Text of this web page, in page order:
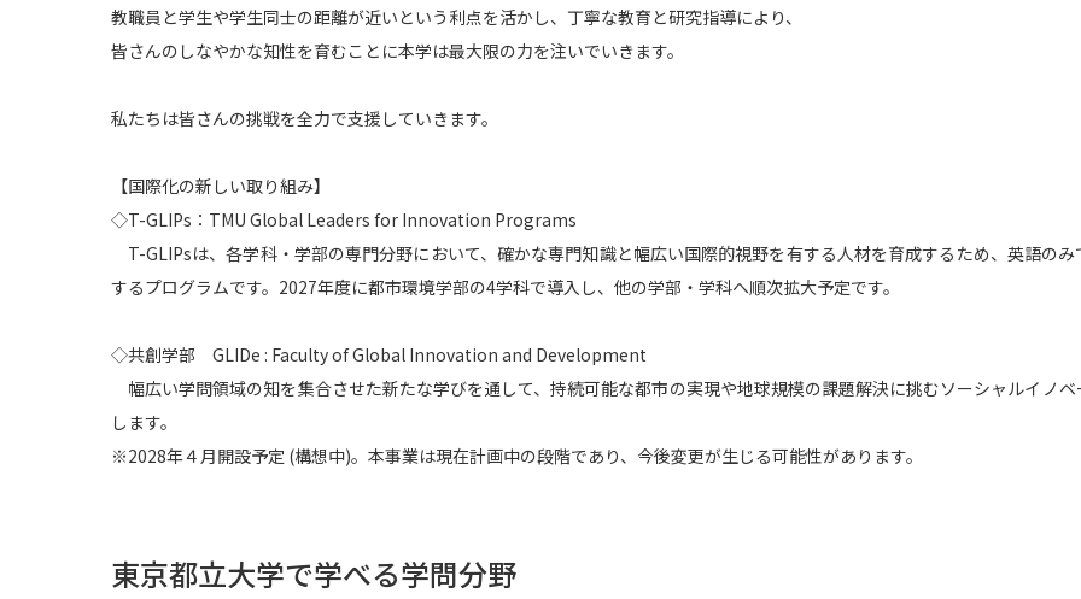
テレメール全国一斉進学調査
新生活
大学で学びたい学問発見
教職員と学生や学生同士の距離が近いという利点を活かし、丁寧な教育と研究指導により、
皆さんのしなやかな知性を育むことに本学は最大限の力を注いでいきます。
私たちは皆さんの挑戦を全力で支援していきます。
【国際化の新しい取り組み】
◇T-GLIPs：TMU Global Leaders for Innovation Programs
T-GLIPsは、各学科・学部の専門分野において、確かな専門知識と幅広い国際的視野を有する人材を育成するため、英語の
するプログラムです。2027年度に都市環境学部の4学科で導入し、他の学部・学科へ順次拡大予定です。
◇共創学部 GLIDe : Faculty of Global Innovation and Development
幅広い学問領域の知を集合させた新たな学びを通して、持続可能な都市の実現や地球規模の課題解決に挑むソーシャルイノ
します。
※2028年４月開設予定 (構想中)。本事業は現在計画中の段階であり、今後変更が生じる可能性があります。
東京都立大学で学べる学問分野